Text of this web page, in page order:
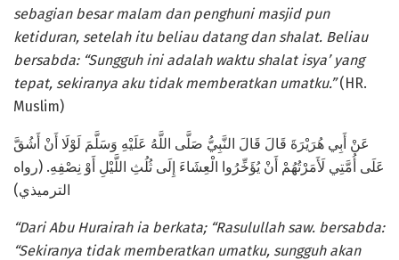
sebagian besar malam dan penghuni masjid pun
ketiduran, setelah itu beliau datang dan shalat. Beliau
bersabda: “Sungguh ini adalah waktu shalat isya’ yang
tepat, sekiranya aku tidak memberatkan umatku.”(HR.
Muslim)
عَنْ أَبِي هُرَيْرَةَ قَالَ قَالَ النَّبِيُّ صَلَّى اللَّهُ عَلَيْهِ وَسَلَّمَ لَوْلَا أَنْ أَشُقَّ
عَلَى أُمَّتِي لَأَمَرْتُهُمْ أَنْ يُؤَخِّرُوا الْعِشَاءَ إِلَى ثُلُثِ اللَّيْلِ أَوْ نِصْفِهِ. (رواه
الترميذي)
“Dari Abu Hurairah ia berkata; “Rasulullah saw. bersabda:
“Sekiranya tidak memberatkan umatku, sungguh akan